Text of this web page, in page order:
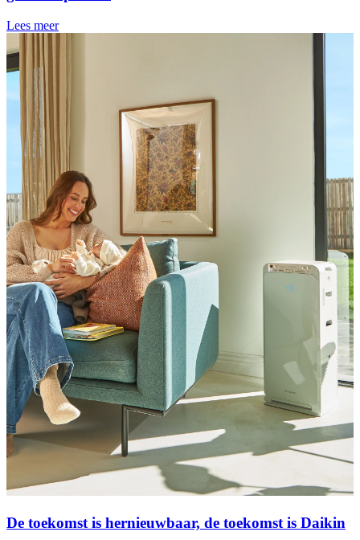
Lees meer
De toekomst is hernieuwbaar, de toekomst is Daikin